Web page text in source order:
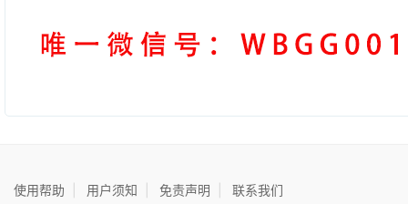
使用帮助 用户须知 免责声明 联系我们